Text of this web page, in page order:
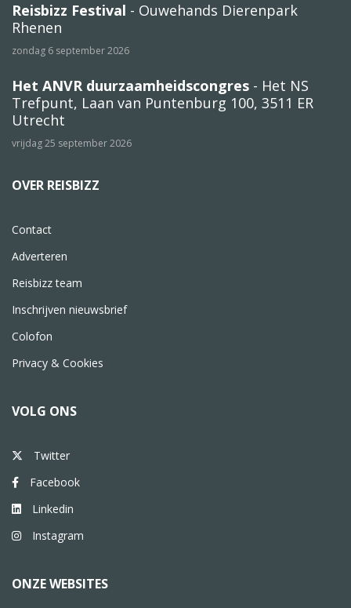
Reisbizz Festival - Ouwehands Dierenpark
Rhenen
zondag 6 september 2026
Het ANVR duurzaamheidscongres - Het NS
Trefpunt, Laan van Puntenburg 100, 3511 ER
Utrecht
vrijdag 25 september 2026
OVER REISBIZZ
Contact
Adverteren
Reisbizz team
Inschrijven nieuwsbrief
Colofon
Privacy & Cookies
VOLG ONS
Twitter
Facebook
Linkedin
Instagram
ONZE WEBSITES